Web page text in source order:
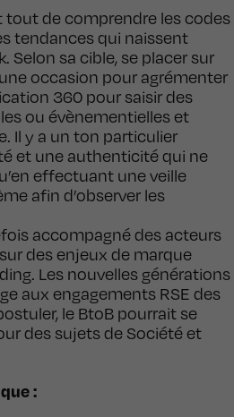
tout de comprendre les codes
tendances qui naissent
Selon sa cible, se placer sur
occasion pour agrémenter
360 pour saisir des
ou évènementielles et
Il y a un ton particulier
et une authenticité qui ne
effectuant une veille
afin d’observer les
accompagné des acteurs
des enjeux de marque
Les nouvelles générations
aux engagements RSE des
le BtoB pourrait se
des sujets de Société et
: